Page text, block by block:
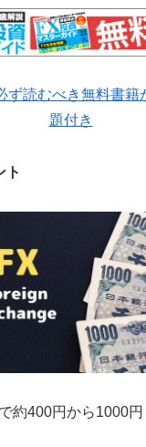
ず読むべき無料書
題付き
ト
約400円から1000